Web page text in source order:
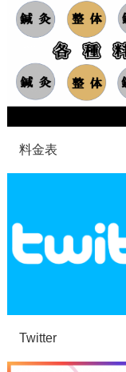
料金表
Twitter